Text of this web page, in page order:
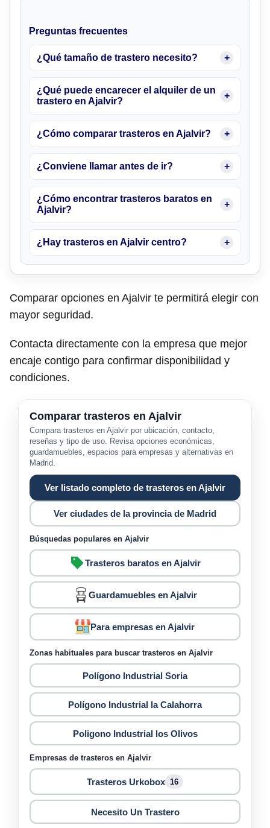
Preguntas frecuentes
¿Qué tamaño de trastero necesito?
¿Qué puede encarecer el alquiler de un
trastero en Ajalvir?
¿Cómo comparar trasteros en Ajalvir?
¿Conviene llamar antes de ir?
¿Cómo encontrar trasteros baratos en
Ajalvir?
¿Hay trasteros en Ajalvir centro?
Comparar opciones en Ajalvir te permitirá elegir con
mayor seguridad.
Contacta directamente con la empresa que mejor
encaje contigo para confirmar disponibilidad y
condiciones.
Comparar trasteros en Ajalvir
Compara trasteros en Ajalvir por ubicación, contacto,
reseñas y tipo de uso. Revisa opciones económicas,
guardamuebles, espacios para empresas y alternativas en
Madrid.
Ver listado completo de trasteros en Ajalvir
Ver ciudades de la provincia de Madrid
Búsquedas populares en Ajalvir
Trasteros baratos en Ajalvir
Guardamuebles en Ajalvir
Para empresas en Ajalvir
Zonas habituales para buscar trasteros en Ajalvir
Polígono Industrial Soria
Polígono Industrial la Calahorra
Poligono Industrial los Olivos
Empresas de trasteros en Ajalvir
Trasteros Urkobox 16
Necesito Un Trastero